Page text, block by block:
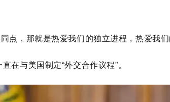
点，那就是热爱我们的独立进程，热爱我
直在与美国 制定“外交合作议程”。